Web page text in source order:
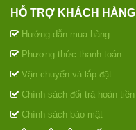
HỖ TRỢ KHÁCH HÀNG
Hướng dẫn mua hàng
Phương thức thanh toán
Vận chuyển và lắp đặt
Chính sách đổi trả hoàn tiền
Chính sách bảo mật